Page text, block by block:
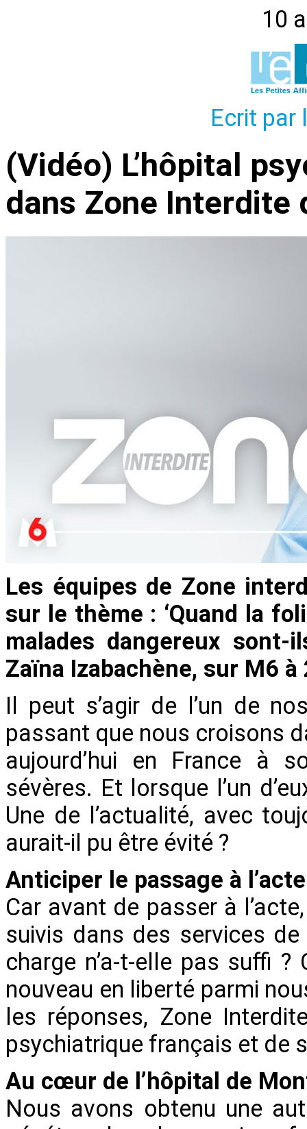
10
Ecrit par
(Vidéo) L’hôpital
dans Zone Interdite
Les équipes de Zone
sur le thème : ‘Quand la
malades dangereux
Zaïna Izabachène, sur M6
Il peut s’agir de l’un de
passant que nous croisons
aujourd’hui en France à
sévères. Et lorsque l’un
Une de l’actualité, avec
aurait-il pu être évité ?
Anticiper le passage à
Car avant de passer à
suivis dans des services
charge n’a-t-elle pas suffi
nouveau en liberté parmi
les réponses, Zone
psychiatrique français et de
Au cœur de l’hôpital de
Nous avons obtenu une